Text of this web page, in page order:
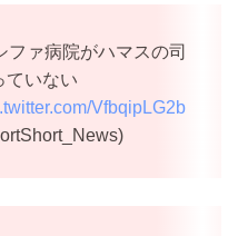
ァ病院がハマスの司
ていない
VfbqipLG2b